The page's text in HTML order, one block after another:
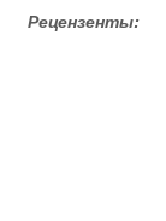
Рецензенты: